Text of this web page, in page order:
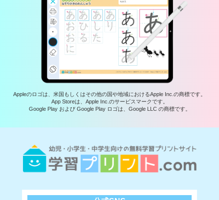
Appleのロゴは、米国もしくはその他の国や地域におけるApple Inc.の商標です。
App Storeは、Apple Inc.のサービスマークです。
Google Play および Google Play ロゴは、Google LLC の商標です。